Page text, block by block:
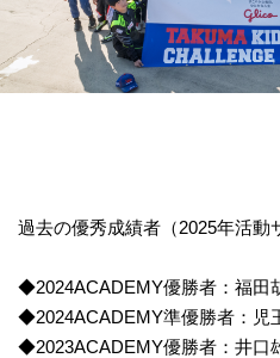
過去の優秀成績者（2025年活動
◆2024ACADEMY優勝者：福田
◆2024ACADEMY準優勝者：児
◆2023ACADEMY優勝者：井口